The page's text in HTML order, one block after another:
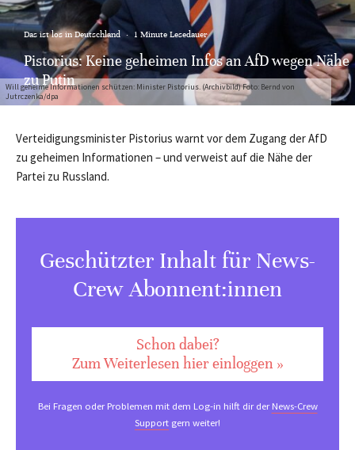
Will geheime Informationen schützen: Minister Pistorius. (Archivbild) Foto: Bernd von
Jutrczenka/dpa
Das ist los in Deutschland · 1 Minute Lesedauer
Pistorius: Keine geheimen Infos an AfD wegen Nähe
zu Putin
Verteidigungsminister Pistorius warnt vor dem Zugang der AfD
zu geheimen Informationen – und verweist auf die Nähe der
Partei zu Russland.
Geschützter Inhalt für News-
Crew Abonnent:innen
Schon dabei?
Zum Weiterlesen hier einloggen »
Bei Fragen oder Problemen mit dem Log-in hilft dir derNews-Crew
Support gern weiter!